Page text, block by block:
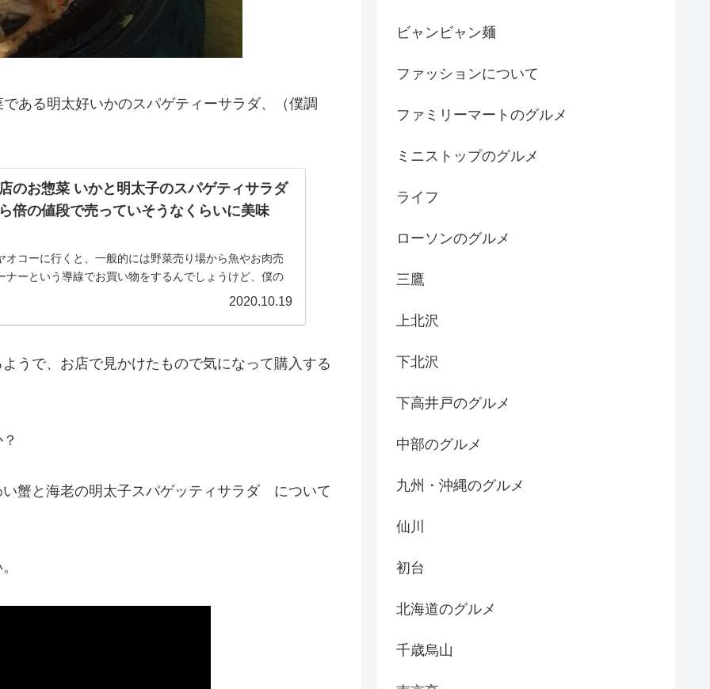
ある明太好いかのスパゲティーサラダ、（僕調
のお惣菜 いかと明太子のスパゲティサラダ
倍の値段で売っていそうなくらいに美味
オコーに行くと、一般的には野菜売り場から魚やお肉売
ナーという導線でお買い物をするんでしょうけど、僕の
はお総菜売り場に直行。 その後店内を散策して、その間
2020.10.19
うで、お店で見かけたもので気になって購入する
蟹と海老の明太子スパゲッティサラダ について
ビャンビャン麺
ファッションについて
ファミリーマートのグルメ
ミニストップのグルメ
ライフ
ローソンのグルメ
三鷹
上北沢
下北沢
下高井戸のグルメ
中部のグルメ
九州・沖縄のグルメ
仙川
初台
北海道のグルメ
千歳烏山